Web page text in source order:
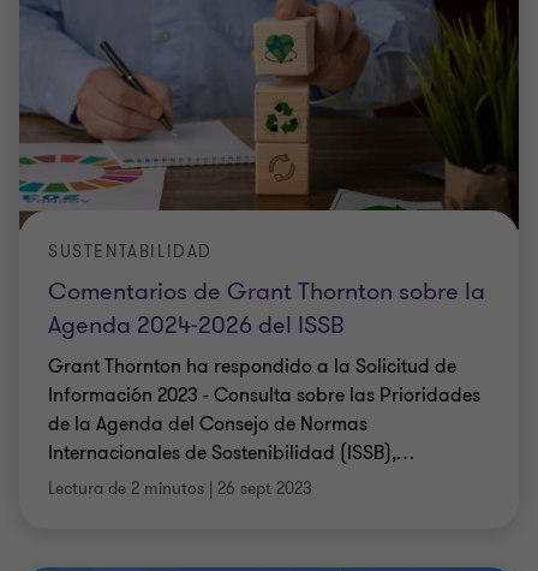
Comentarios de Grant Thornton sobre la
Agenda 2024-2026 del ISSB
SUSTENTABILIDAD
Grant Thornton ha respondido a la Solicitud de
Información 2023 - Consulta sobre las Prioridades
de la Agenda del Consejo de Normas
Internacionales de Sostenibilidad (ISSB),…
Lectura de 2 minutos | 26 sept 2023